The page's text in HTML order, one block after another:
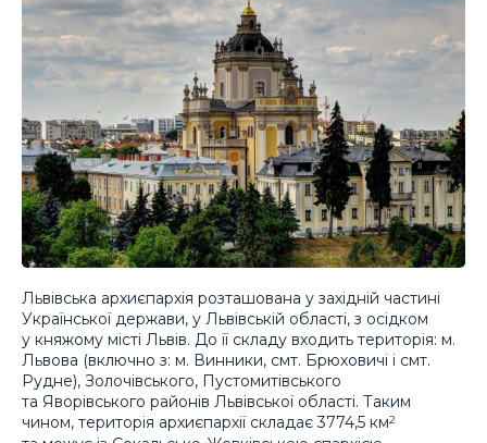
Львівська архиєпархія розташована у західній частині
Української держави, у Львівській області, з осідком
у княжому місті Львів. До її складу входить територія: м.
Львова (включно з: м. Винники, смт. Брюховичі і смт.
Рудне), Золочівського, Пустомитівського
та Яворівського районів Львівської області. Таким
чином, територія архиєпархії складає 3774,5 км2